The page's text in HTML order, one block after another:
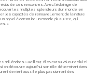
de ces rencontres. Avec l’éclairage de
les multiples splendeurs d’un monde en
les capacités de renouvellement de la nature
appel à construire un monde plus juste, qui
»
millénaires. Cueilleur, éleveur ou voleur celui-ci
on découvre aujourd’hui son rôle déterminant dans
devient aussi le plus passionnant des